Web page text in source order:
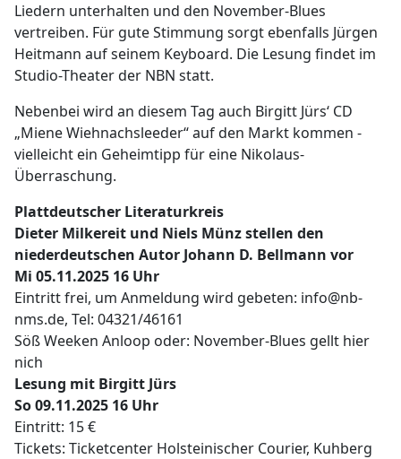
Liedern unterhalten und den November-Blues
vertreiben. Für gute Stimmung sorgt ebenfalls Jürgen
Heitmann auf seinem Keyboard. Die Lesung findet im
Studio-Theater der NBN statt.
Nebenbei wird an diesem Tag auch Birgitt Jürs‘ CD
„Miene Wiehnachsleeder“ auf den Markt kommen -
vielleicht ein Geheimtipp für eine Nikolaus-
Überraschung.
Plattdeutscher Literaturkreis
Dieter Milkereit und Niels Münz stellen den
niederdeutschen Autor Johann D. Bellmann vor
Mi 05.11.2025 16 Uhr
Eintritt frei, um Anmeldung wird gebeten: info@nb-
nms.de, Tel: 04321/46161
Söß Weeken Anloop oder: November-Blues gellt hier
nich
Lesung mit Birgitt Jürs
So 09.11.2025 16 Uhr
Eintritt: 15 €
Tickets: Ticketcenter Holsteinischer Courier, Kuhberg